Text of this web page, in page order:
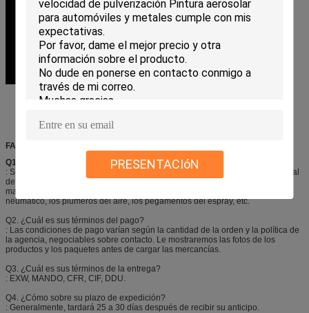
PRESENTACIóN
FAQ
Q1.
: Sí, Shenzhen yo-como la sustancia química fina somos fabricante profesional
de productos del aerosol, especialmente en las pinturas de los productos del
mantenimiento del coche, de espray de Aeropak, sellador y los infladores del
neumático, los plumeros del aire, los pegamentos del espray, etc.
Q2. ¿Cuál es sus términos del pago?
: Las condiciones de pago varían según la cantidad de la orden y la política de
la agencia, negociables sobre contacto. Le mostraremos las fotos de los
productos y los paquetes antes de cargar las mercancías.
Q3. ¿Cuál es sus términos de la entrega?
: EXW, MANDO, CFR, CIF, DDU.
Q4. ¿Cómo sobre su plazo de expedición?
: Generalmente, tardará 25 a 30 días después de recibir su anticipo.